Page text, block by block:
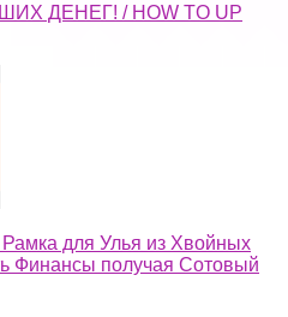
ДЕНЕГ! / HOW TO UP
для Улья из Хвойных
Финансы получая Сотовый